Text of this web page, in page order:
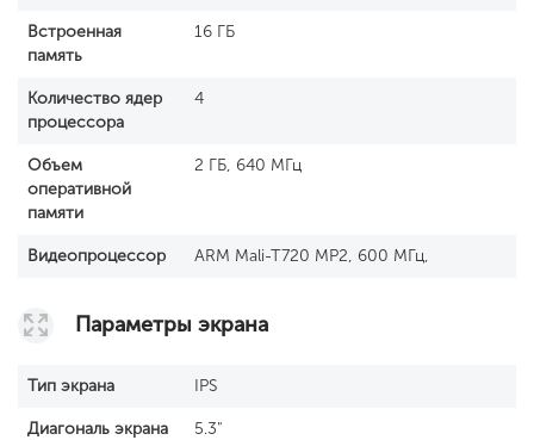
Встроенная
память
16 ГБ
Количество ядер
процессора
4
Объем
оперативной
памяти
2 ГБ, 640 МГц
Видеопроцессор ARM Mali-T720 MP2, 600 МГц,
Параметры экрана
Тип экрана IPS
Диагональ экрана
5.3"